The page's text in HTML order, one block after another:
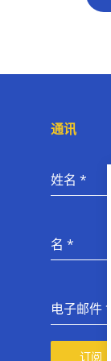
通讯
姓名 *
名 *
电子邮件*
订阅